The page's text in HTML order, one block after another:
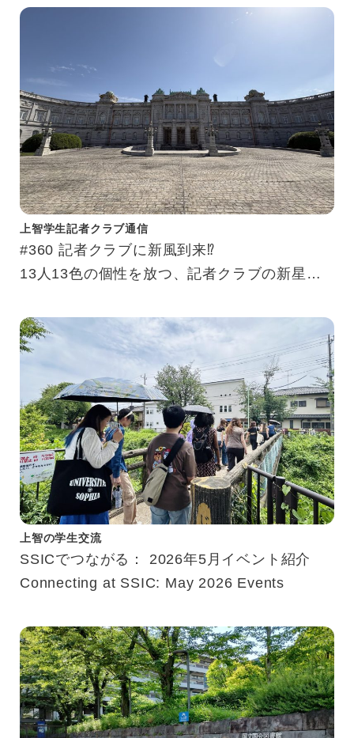
上智学生記者クラブ通信
#360 記者クラブに新風到来⁉
13人13色の個性を放つ、記者クラブの新星た
上智の学生交流
SSICでつながる： 2026年5月イベント紹介
Connecting at SSIC: May 2026 Events